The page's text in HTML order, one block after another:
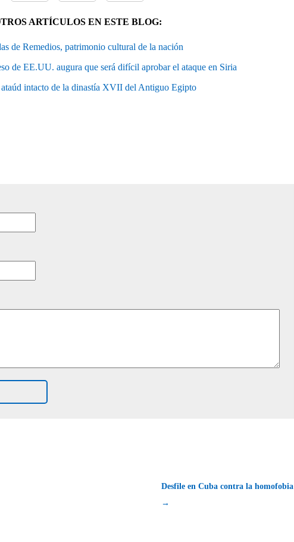
ARTÍCULOS EN ESTE BLOG:
de Remedios, patrimonio cultural de la nación
de EE.UU. augura que será difícil aprobar el ataque en Siria
intacto de la dinastía XVII del Antiguo Egipto
Desfile en Cuba contra la homofobia
→